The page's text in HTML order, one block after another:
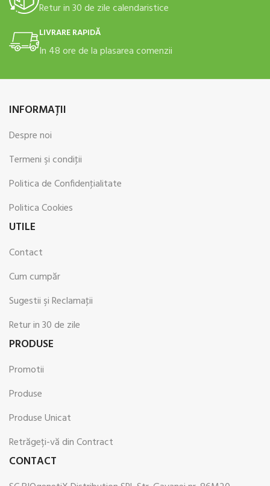
Retur in 30 de zile calendaristice
LIVRARE RAPIDĂ
In 48 ore de la plasarea comenzii
INFORMAŢII
Despre noi
Termeni şi condiţii
Politica de Confidenţialitate
Politica Cookies
UTILE
Contact
Cum cumpăr
Sugestii şi Reclamaţii
Retur in 30 de zile
PRODUSE
Promotii
Produse
Produse Unicat
Retrăgeți-vă din Contract
CONTACT